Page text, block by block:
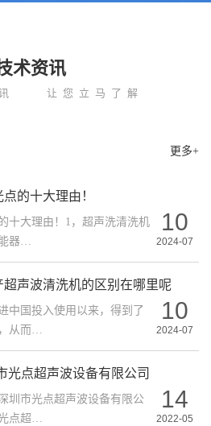
术资讯
让您立马了解
更多+
的十大理由！
10
2024-07
十大理由！1，超声洗清洗机
器…
声波清洗机的区别在哪里呢
10
2024-07
中国投入使用以来，得到了
从而…
光点超声波设备有限公司
14
2022-05
圳市光点超声波设备有限公
点超…